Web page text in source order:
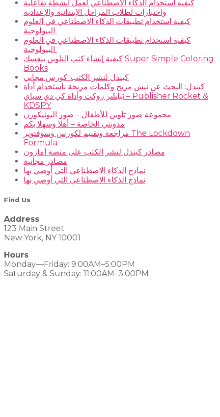
كيفية استخدام الذكاء الاصطناعي لعمل أنشطة تفاعلية
واختبارات لطلاب المراحل الإبتدائية والإعدادية
كيفية استخدام تطبيقات الذكاء الاصطناعي في العلوم
كيفية استخدام تطبيقات الذكاء الاصطناعي في العلوم
كيفية إنشاء كتب التلوين بنفسك Super Simple Coloring
Books
كيندل لنشر الكتب: كورس مجاني
كيندل: البحث عن نيش مربح وكلمات مربحة باستخدام أداة
بَبلِشَر روكت وأداة كي دي سباي – Publisher Rocket &
KDSPY
مجموعة صور تلوين للأطفال – صور اليونيكورن
مدونتي الخاصة – أهلا وسهلا بكم
مراجعة وتقييم لكورس وسوفتوير The Lockdown
Formula
مصادر كيندل لنشر الكتب على منصة أمازون
مصادر مجانية
نماذج الذكاء الاصطناعي التي أوصي بها
نماذج الذكاء الاصطناعي التي أوصي بها
Find Us
Address
123 Main Street
New York, NY 10001
Hours
Monday—Friday: 9:00AM–5:00PM
Saturday & Sunday: 11:00AM–3:00PM